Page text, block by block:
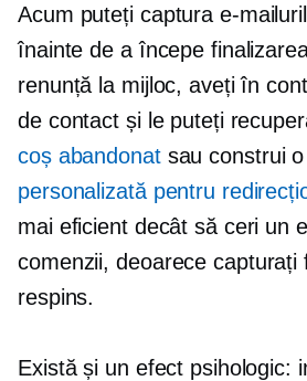
Acum puteți captura e-
înainte de a începe
renunță la mijloc, aveți în
de contact și le puteți
coș abandonatsau construi
personalizată pentru
mai eficient decât să ceri un
comenzii, deoarece capturați
respins.
Există și un efect psihologic: